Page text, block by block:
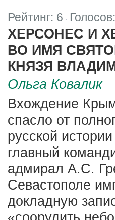
Рейтинг: 6
ХЕРСОНЕС И
ВО ИМЯ
КНЯЗЯ
Ольга Ковалик
Вхождение
спасло от
русской
главный
адмирал А.С.
Севастополе
докладную